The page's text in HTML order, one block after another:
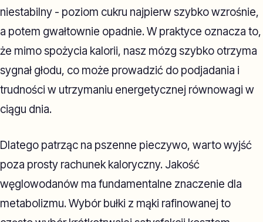
niestabilny - poziom cukru najpierw szybko wzrośnie,
a potem gwałtownie opadnie. W praktyce oznacza to,
że mimo spożycia kalorii, nasz mózg szybko otrzyma
sygnał głodu, co może prowadzić do podjadania i
trudności w utrzymaniu energetycznej równowagi w
ciągu dnia.
Dlatego patrząc na pszenne pieczywo, warto wyjść
poza prosty rachunek kaloryczny. Jakość
węglowodanów ma fundamentalne znaczenie dla
metabolizmu. Wybór bułki z mąki rafinowanej to